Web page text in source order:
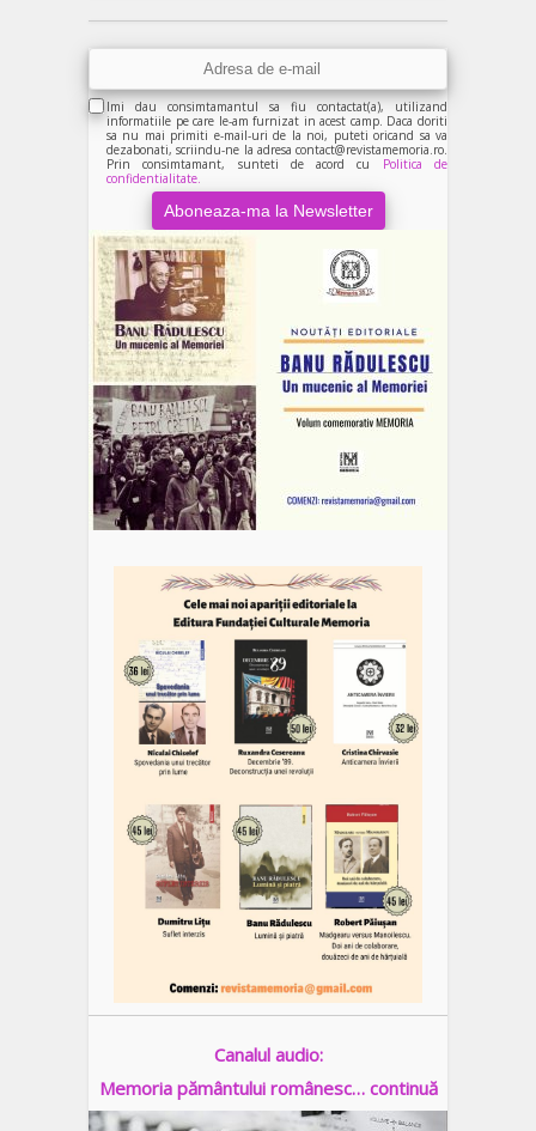
Imi dau consimtamantul sa fiu contactat(a), utilizand
informatiile pe care le-am furnizat in acest camp. Daca doriti
sa nu mai primiti e-mail-uri de la noi, puteti oricand sa va
dezabonati, scriindu-ne la adresa contact@revistamemoria.ro.
Prin consimtamant, sunteti de acord cu Politica de
confidentialitate.
Canalul audio:
Memoria pământului românesc… continuă